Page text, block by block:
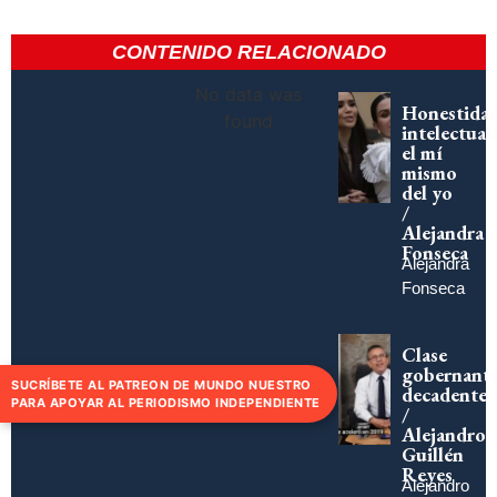
CONTENIDO RELACIONADO
No data was
found
intelectual:
el mí
mismo
del yo
/
Alejandra
Fonseca
Alejandra
Fonseca
Clase
decadente
/
Alejandro
Guillén
Reyes
Alejandro
SUCRÍBETE AL PATREON DE MUNDO NUESTRO
PARA APOYAR AL PERIODISMO INDEPENDIENTE